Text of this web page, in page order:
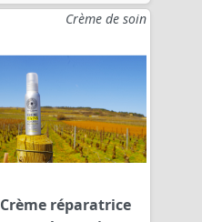
Crème de soin
Crème réparatrice